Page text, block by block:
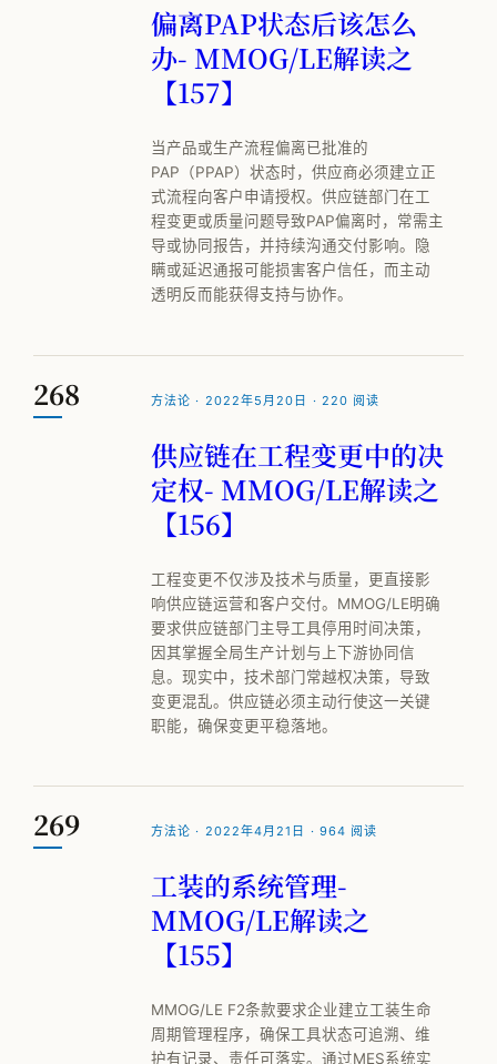
偏离PAP状态后该怎么
办- MMOG/LE解读之
【157】
当产品或生产流程偏离已批准的
PAP（PPAP）状态时，供应商必须建立正
式流程向客户申请授权。供应链部门在工
程变更或质量问题导致PAP偏离时，常需主
导或协同报告，并持续沟通交付影响。隐
瞒或延迟通报可能损害客户信任，而主动
透明反而能获得支持与协作。
268 方法论 · 2022年5月20日 · 220 阅读
供应链在工程变更中的决
定权- MMOG/LE解读之
【156】
工程变更不仅涉及技术与质量，更直接影
响供应链运营和客户交付。MMOG/LE明确
要求供应链部门主导工具停用时间决策，
因其掌握全局生产计划与上下游协同信
息。现实中，技术部门常越权决策，导致
变更混乱。供应链必须主动行使这一关键
职能，确保变更平稳落地。
269 方法论 · 2022年4月21日 · 964 阅读
工装的系统管理-
MMOG/LE解读之
【155】
MMOG/LE F2条款要求企业建立工装生命
周期管理程序，确保工具状态可追溯、维
护有记录、责任可落实。通过MES系统实